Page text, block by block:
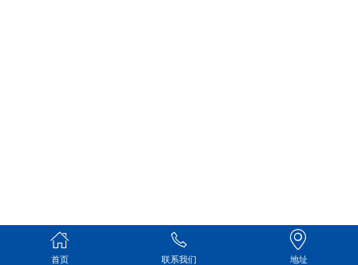
首页 联系我们 地址